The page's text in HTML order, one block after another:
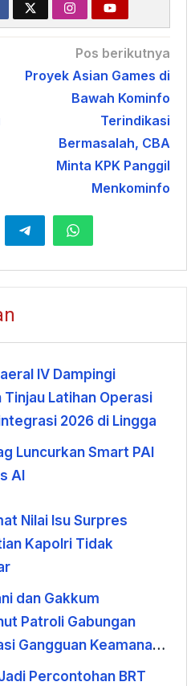
Pos berikutnya
Proyek Asian Games di
Bawah Kominfo
Terindikasi
Bermasalah, CBA
Minta KPK Panggil
Menkominfo
IV Dampingi
Tinjau Latihan Operasi
2026 di Lingga
Luncurkan Smart PAI
AI
Nilai Isu Surpres
Kapolri Tidak
dan Gakkum
Patroli Gabungan
Gangguan Keamanan
Lembang
Percontohan BRT